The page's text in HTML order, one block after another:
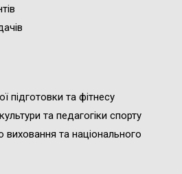
підготовки та фітнесу
та педагогіки спорту
та національного